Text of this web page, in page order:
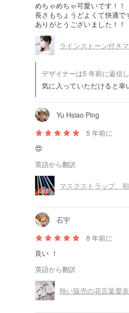
めちゃめちゃ可愛いです！！
長さもちょうどよくて快適で
ありがとうございました！！
デザイナーは5 年前に返信し
気に入っていただけると幸
Yu Hsiao Ping
5 年前に
😍
英語から翻訳
マスクストラップ、
石宇
8 年前に
良い ！
英語から翻訳